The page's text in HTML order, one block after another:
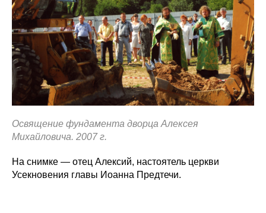
Освящение фундамента дворца Алексея
Михайловича. 2007 г.
На снимке — отец Алексий, настоятель церкви
Усекновения главы Иоанна Предтечи.